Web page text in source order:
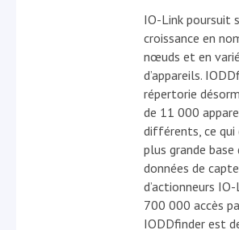
IO-Link poursuit
croissance en
nœuds et en
d’appareils.
répertorie
de 11 000
différents, ce
plus grande base
données de
d’actionneurs IO-
700 000 accès
IODDfinder est